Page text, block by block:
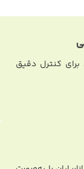
برای کنترل دقیق